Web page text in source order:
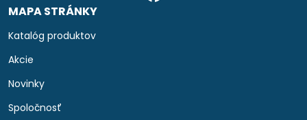
MAPA STRÁNKY
Katalóg produktov
Akcie
Novinky
Spoločnosť